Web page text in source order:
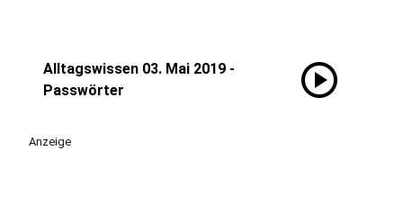
Alltagswissen 03. Mai 2019 -
Passwörter
play_circle
Anzeige